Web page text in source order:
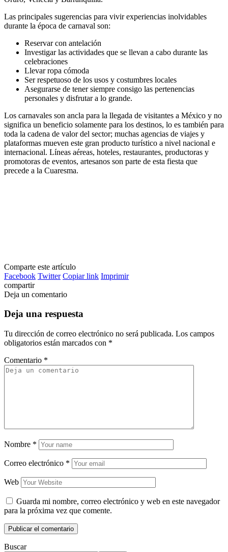
Las principales sugerencias para vivir experiencias inolvidables
durante la época de carnaval son:
Reservar con antelación
Investigar las actividades que se llevan a cabo durante las
celebraciones
Llevar ropa cómoda
Ser respetuoso de los usos y costumbres locales
Asegurarse de tener siempre consigo las pertenencias
personales y disfrutar a lo grande.
Los carnavales son ancla para la llegada de visitantes a México y no
significa un beneficio solamente para los destinos, lo es también para
toda la cadena de valor del sector; muchas agencias de viajes y
plataformas mueven este gran producto turístico a nivel nacional e
internacional. Líneas aéreas, hoteles, restaurantes, productoras y
promotoras de eventos, artesanos son parte de esta fiesta que
precede a la Cuaresma.
Comparte este artículo
Facebook Twitter Copiar link Imprimir
compartir
Deja un comentario
Deja una respuesta
Tu dirección de correo electrónico no será publicada. Los campos
obligatorios están marcados con *
Comentario *
Nombre *
Correo electrónico *
Web
Guarda mi nombre, correo electrónico y web en este navegador
para la próxima vez que comente.
Buscar